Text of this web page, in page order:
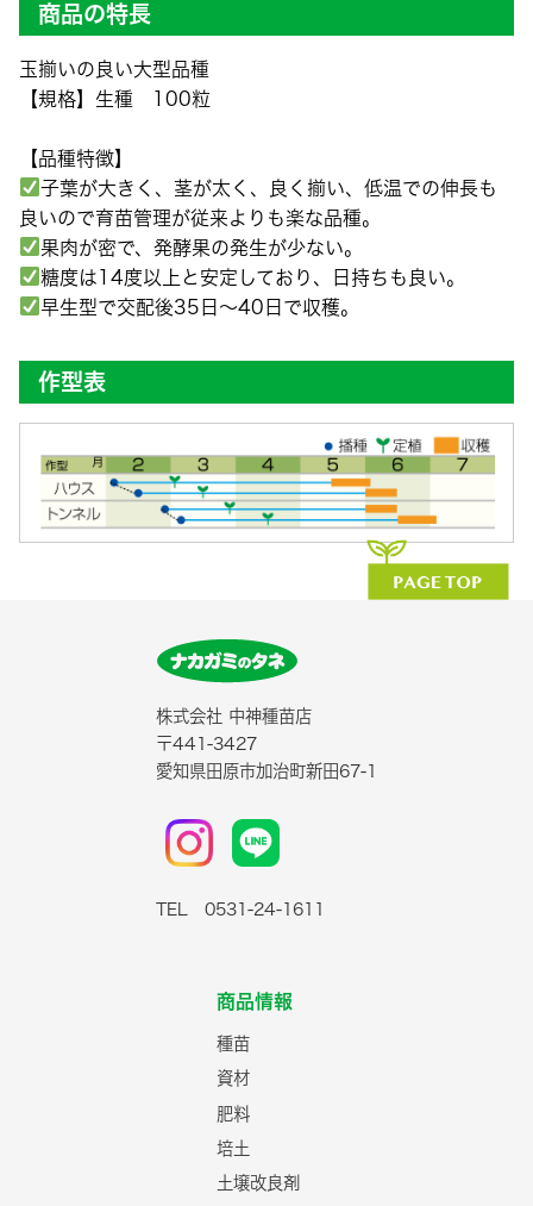
商品の特長
玉揃いの良い大型品種
【規格】生種 100粒
【品種特徴】
子葉が大きく、茎が太く、良く揃い、低温での伸長も
良いので育苗管理が従来よりも楽な品種。
果肉が密で、発酵果の発生が少ない。
糖度は14度以上と安定しており、日持ちも良い。
早生型で交配後35日～40日で収穫。
作型表
株式会社 中神種苗店
〒441-3427
愛知県田原市加治町新田67-1
TEL 0531-24-1611
商品情報
種苗
資材
肥料
培土
土壌改良剤